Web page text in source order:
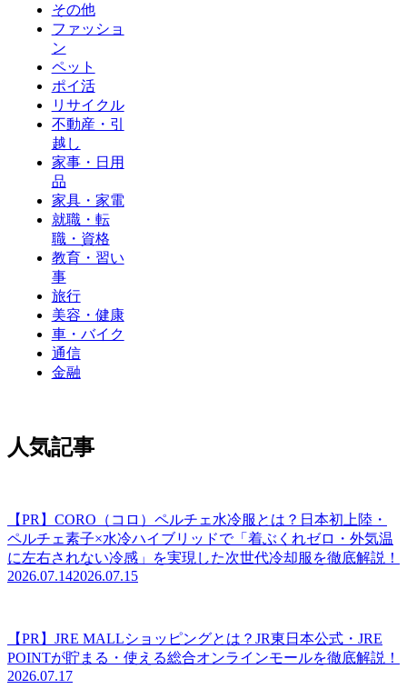
その他
ファッショ
ン
ペット
ポイ活
リサイクル
不動産・引
越し
家事・日用
品
家具・家電
就職・転
職・資格
教育・習い
事
旅行
美容・健康
車・バイク
通信
金融
人気記事
【PR】CORO（コロ）ペルチェ水冷服とは？日本初上陸・
ペルチェ素子×水冷ハイブリッドで「着ぶくれゼロ・外気温
に左右されない冷感」を実現した次世代冷却服を徹底解説！
2026.07.142026.07.15
【PR】JRE MALLショッピングとは？JR東日本公式・JRE
POINTが貯まる・使える総合オンラインモールを徹底解説！
2026.07.17